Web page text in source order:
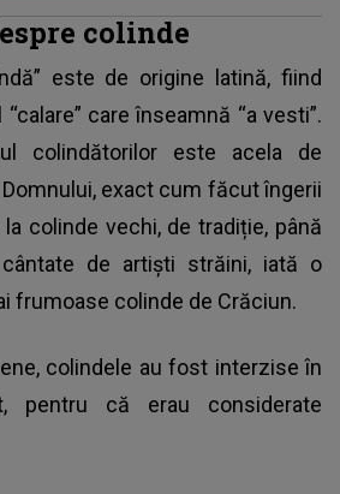
colinde
este de origine latină, fiind
care înseamnă “a vesti”.
colindătorilor este acela de
exact cum făcut îngerii
la colinde vechi, de tradiție, până
de artiști străini, iată o
frumoase colinde de Crăciun.
colindele au fost interzise în
pentru că erau considerate